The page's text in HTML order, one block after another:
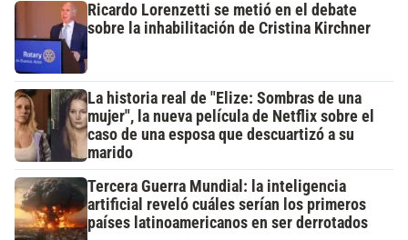
Ricardo Lorenzetti se metió en el debate
sobre la inhabilitación de Cristina Kirchner
La historia real de "Elize: Sombras de una
mujer", la nueva película de Netflix sobre el
caso de una esposa que descuartizó a su
marido
Tercera Guerra Mundial: la inteligencia
artificial reveló cuáles serían los primeros
países latinoamericanos en ser derrotados